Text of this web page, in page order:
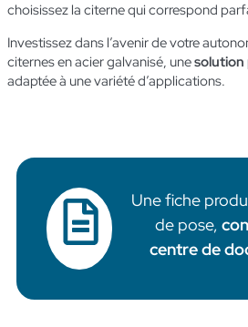
choisissez la citerne qui correspond
Investissez dans l’avenir de votre
citernes en acier galvanisé, unesolution
adaptée à une variété d’applications.
Une fiche
de pose,
centre de